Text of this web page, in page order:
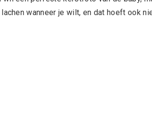
wanneer je wilt, en dat hoeft ook